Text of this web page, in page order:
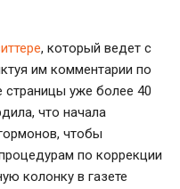
, который ведет с
им комментарии по
уже более 40
что начала
чтобы
по коррекции
колонку в газете